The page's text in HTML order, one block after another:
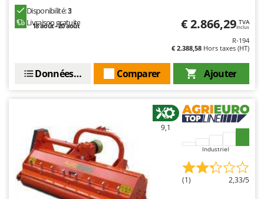
Disponibilité:3
Livraison gratuite
18 août - 20 août € 2.866,29 TVA
Inclus
R-194
€ 2.388,58 Hors taxes (HT)
Ajouter
Comparer
Données techniques
9,1
Industriel
(1) 2,33/5